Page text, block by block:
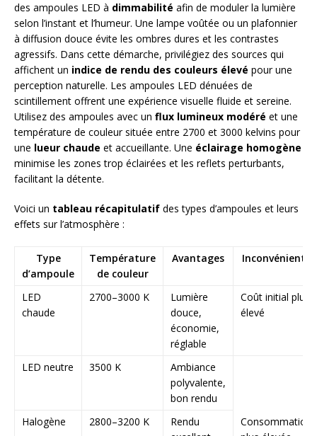
des ampoules LED à dimmabilité afin de moduler la lumière
selon l’instant et l’humeur. Une lampe voûtée ou un plafonnier
à diffusion douce évite les ombres dures et les contrastes
agressifs. Dans cette démarche, privilégiez des sources qui
affichent un indice de rendu des couleurs élevé pour une
perception naturelle. Les ampoules LED dénuées de
scintillement offrent une expérience visuelle fluide et sereine.
Utilisez des ampoules avec un flux lumineux modéré et une
température de couleur située entre 2700 et 3000 kelvins pour
une lueur chaude et accueillante. Une éclairage homogène
minimise les zones trop éclairées et les reflets perturbants,
facilitant la détente.
Voici un tableau récapitulatif des types d’ampoules et leurs
effets sur l’atmosphère :
Type
d’ampoule
Température
de couleur
Avantages Inconvénients
LED
chaude
2700–3000 K
Lumière
douce,
économie,
réglable
Coût initial plus
élevé
LED neutre 3500 K
Ambiance
polyvalente,
bon rendu
Halogène
2800–3200 K
Rendu
Consommation